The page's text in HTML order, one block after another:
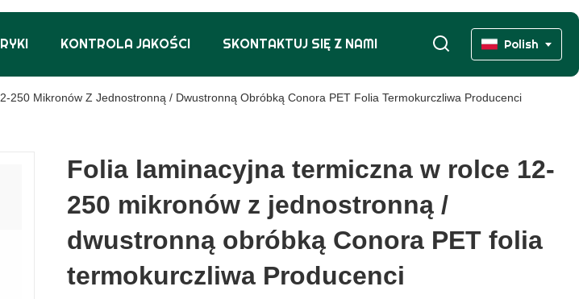
KONTROLA JAKOŚCI SKONTAKTUJ SIĘ Z NAMI Polish
250 Mikronów Z Jednostronną / Dwustronną Obróbką Conora PET Folia Termokurczliwa Producenci
Folia laminacyjna termiczna w rolce 12-
250 mikronów z jednostronną /
dwustronną obróbką Conora PET folia
termokurczliwa Producenci
Folia laminacyjna termiczna w rolce 12-
250 mikronów z jednostronną /
dwustronną obróbką Conora PET folia
termokurczliwa Producenci